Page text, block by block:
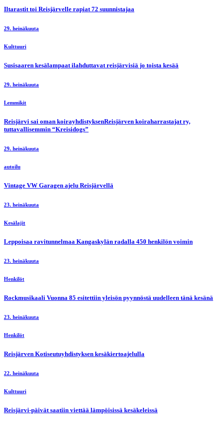
Iltarastit toi Reisjärvelle rapiat 72 suunnistajaa
29. heinäkuuta
Kulttuuri
Susisaaren kesälampaat ilahduttavat reisjärvisiä jo toista kesää
29. heinäkuuta
Lemmikit
Reisjärvi sai oman koirayhdistyksenReisjärven koiraharrastajat ry,
tuttavallisemmin “Kreisidogs”
29. heinäkuuta
autoilu
Vintage VW Garagen ajelu Reisjärvellä
23. heinäkuuta
Kesälajit
Leppoisaa ravitunnelmaa Kangaskylän radalla 450 henkilön voimin
23. heinäkuuta
Henkilöt
Rockmusikaali Vuonna 85 esitettiin yleisön pyynnöstä uudelleen tänä kesänä
23. heinäkuuta
Henkilöt
Reisjärven Kotiseutuyhdistyksen kesäkiertoajelulla
22. heinäkuuta
Kulttuuri
Reisjärvi-päivät saatiin viettää lämpöisissä kesäkeleissä